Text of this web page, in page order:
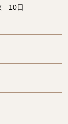
10日